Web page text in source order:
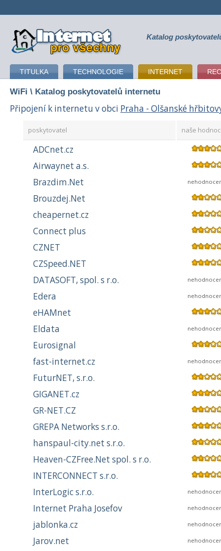
připojení k internetu Katalog
TITULKA TECHNOLOGIE INTERNET
WiFi \ Katalog poskytovatelů internetu
Připojení k internetu v obci Praha - Olšanské
poskytovatel naše
ADCnet.cz
Airwaynet a.s.
Brazdim.Net
Brouzdej.Net
cheapernet.cz
Connect plus
CZNET
CZSpeed.NET
DATASOFT, spol. s r.o.
Edera
eHAMnet
Eldata
Eurosignal
fast-internet.cz
FuturNET, s.r.o.
GIGANET.cz
GR-NET.CZ
GREPA Networks s.r.o.
hanspaul-city.net s.r.o.
Heaven-CZFree.Net spol. s r.o.
INTERCONNECT s.r.o.
InterLogic s.r.o.
Internet Praha Josefov
jablonka.cz
Jarov.net